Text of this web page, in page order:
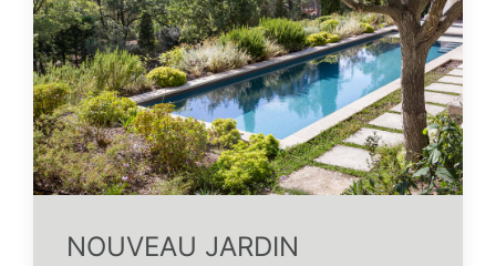
NOUVEAU JARDIN